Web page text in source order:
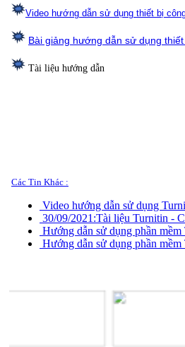
Video hướng dẫn sử dụng thiết bị
Bài giảng hướng dẫn sử dụng
Tài liệu hướng dẫn
Các Tin Khác :
Video hướng dẫn sử dụng
30/09/2021:Tài liệu Turnitin -
Hướng dẫn sử dụng phần
Hướng dẫn sử dụng phần